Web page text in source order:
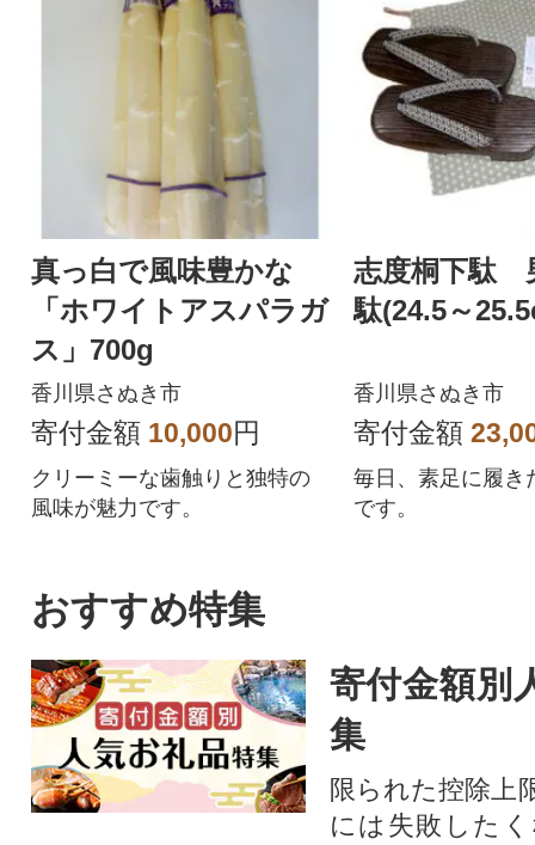
真っ白で風味豊かな
「ホワイトアスパラガ
ス」700g
香川県さぬき市
寄付金額 10,000円
クリーミーな歯触りと独特の
風味が魅力です。
志度桐下駄
駄(24.5～
香川県さぬき市
寄付金額
毎日、素足に履き
です。
おすすめ特集
寄付金額別
集
限られた控除上
には失敗した